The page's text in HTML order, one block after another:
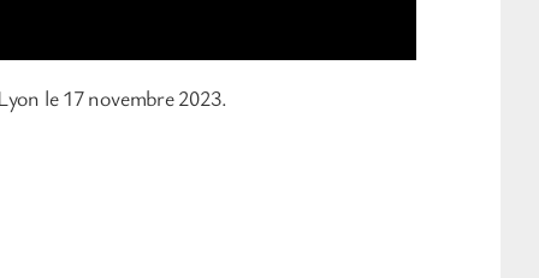
le 17 novembre 2023.